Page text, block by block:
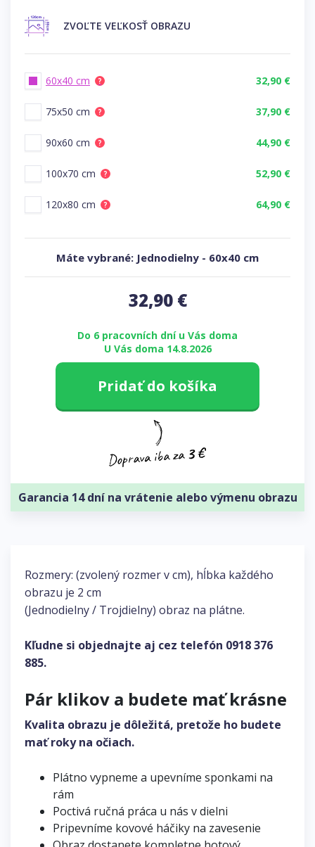
Rozmery: (zvolený rozmer v cm), hĺbka každého
obrazu je 2 cm
(Jednodielny / Trojdielny) obraz na plátne.
Kľudne si objednajte aj cez telefón 0918 376
885.
Pár klikov a budete mať krásne
Kvalita obrazu je dôležitá, pretože ho budete
mať roky na očiach.
Plátno vypneme a upevníme sponkami na
rám
Poctivá ručná práca u nás v dielni
Pripevníme kovové háčiky na zavesenie
ZVOĽTE VEĽKOSŤ OBRAZU
60x40 cm ? 32,90 €
75x50 cm ? 37,90 €
90x60 cm ? 44,90 €
100x70 cm ? 52,90 €
120x80 cm ? 64,90 €
Máte vybrané: Jednodielny - 60x40 cm
32,90€
Do 6 pracovních dní u Vás doma
U Vás doma 14.8.2026
Pridať do košíka
Garancia 14 dní na vrátenie alebo výmenu obrazu